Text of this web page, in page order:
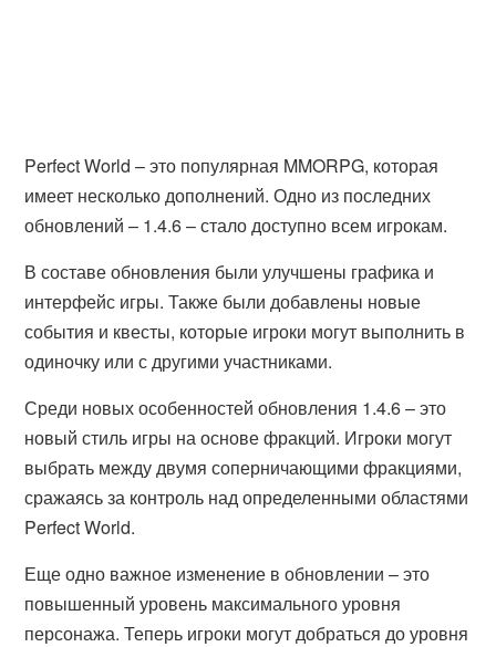
Perfect World – это популярная MMORPG, которая
имеет несколько дополнений. Одно из последних
обновлений – 1.4.6 – стало доступно всем игрокам.
В составе обновления были улучшены графика и
интерфейс игры. Также были добавлены новые
события и квесты, которые игроки могут выполнить в
одиночку или с другими участниками.
Среди новых особенностей обновления 1.4.6 – это
новый стиль игры на основе фракций. Игроки могут
выбрать между двумя соперничающими фракциями,
сражаясь за контроль над определенными областями
Perfect World.
Еще одно важное изменение в обновлении – это
повышенный уровень максимального уровня
персонажа. Теперь игроки могут добраться до уровня